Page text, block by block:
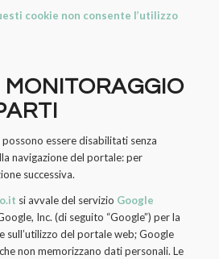
cookie non consente l’utilizzo
MONITORAGGIO
essere disabilitati senza
navigazione del portale: per
successiva.
si avvale del servizio Google
Inc. (di seguito “Google”) per la
sull’utilizzo del portale web; Google
non memorizzano dati personali. Le